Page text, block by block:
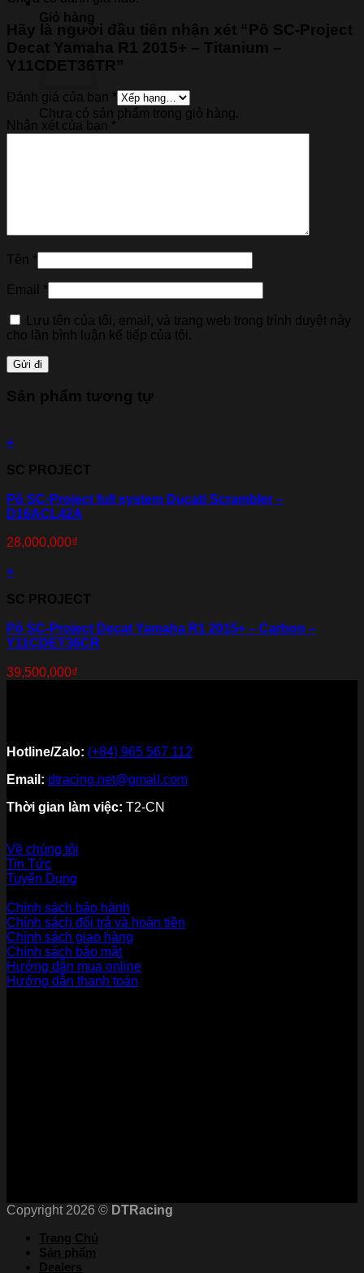
Giỏ hàng
Chưa có sản phẩm trong giỏ hàng.
Hãy là người đầu tiên nhận xét “Pô SC-Project
Decat Yamaha R1 2015+ – Titanium –
Y11CDET36TR”
Đánh giá của bạn *
Nhận xét của bạn *
Tên *
Email *
Lưu tên của tôi, email, và trang web trong trình duyệt này
cho lần bình luận kế tiếp của tôi.
Sản phẩm tương tự
+
SC PROJECT
Pô SC-Project full system Ducati Scrambler –
D16ACL42A
28,000,000₫
+
SC PROJECT
Pô SC-Project Decat Yamaha R1 2015+ – Carbon –
Y11CDET36CR
39,500,000₫
Hotline/Zalo: (+84) 965 567 112
Email: dtracing.net@gmail.com
Thời gian làm việc: T2-CN
Về chúng tôi
Tin Tức
Tuyển Dụng
Chính sách bảo hành
Chính sách đổi trả và hoàn tiền
Chính sách giao hàng
Chính sách bảo mật
Hướng dẫn mua online
Hướng dẫn thanh toán
Copyright 2026 © DTRacing
Trang Chủ
Sản phẩm
Dealers